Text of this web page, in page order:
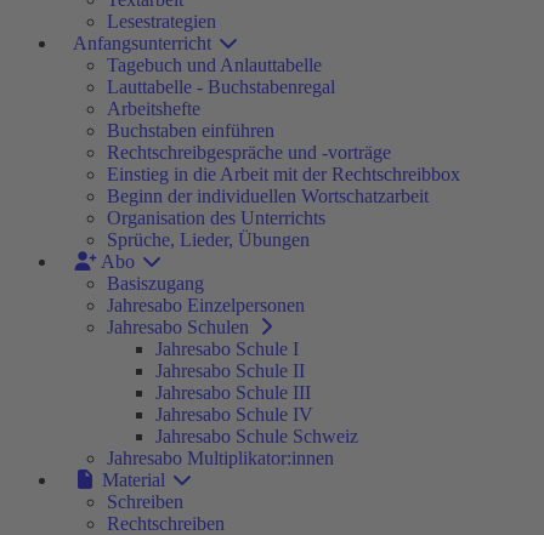
Lesestrategien
Anfangsunterricht
Tagebuch und Anlauttabelle
Lauttabelle - Buchstabenregal
Arbeitshefte
Buchstaben einführen
Rechtschreibgespräche und -vorträge
Einstieg in die Arbeit mit der Rechtschreibbox
Beginn der individuellen Wortschatzarbeit
Organisation des Unterrichts
Sprüche, Lieder, Übungen
Abo
Basiszugang
Jahresabo Einzelpersonen
Jahresabo Schulen
Jahresabo Schule I
Jahresabo Schule II
Jahresabo Schule III
Jahresabo Schule IV
Jahresabo Schule Schweiz
Jahresabo Multiplikator:innen
Material
Schreiben
Rechtschreiben